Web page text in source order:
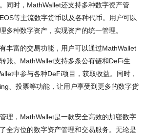
同时，MathWallet还支持多种数字资产管
等主流数字货币以及各种代币。用户可以
多种数字资产，实现资产的统一管理。
丰富的交易功能，用户可以通过MathWallet
账。MathWallet支持多条公有链和DeFi生
中参与各种DeFi项目，获取收益。同时，
、投票等功能，让用户享受到更多的数字货
理，MathWallet是一款安全高效的加密数字
全方位的数字资产管理和交易服务。无论是